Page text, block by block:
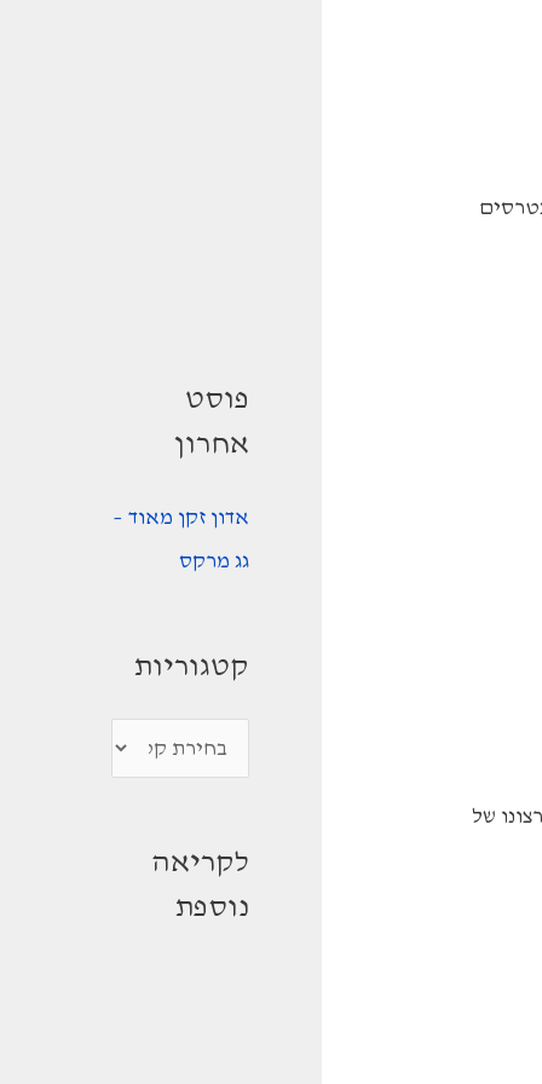
של
פוסט
אחרון
אדון זקן מאוד –
גג מרקס
קטגוריות
ט
ו
ר
לקריאה
נוספת